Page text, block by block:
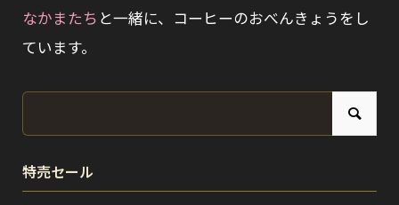
なかまたち と一緒に、コーヒーのおべんきょうをし
ています。
特売セール